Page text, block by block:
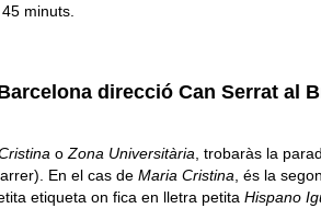
minuts.
direcció Can Serrat al
oZona Universitària, trobaràs la
En el cas de Maria Cristina, és la
etiqueta on fica en lletra petita Hispano